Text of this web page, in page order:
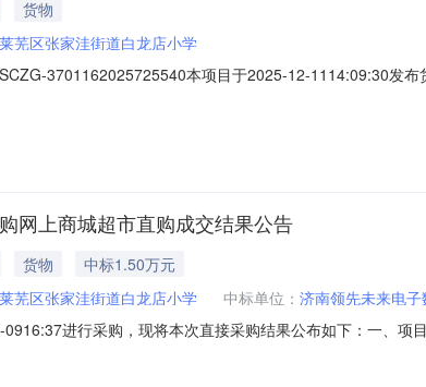
货物
芜区张家洼街道白龙店小学
3701162025725540本项目于2025-12-1114:09:30发
网上商城超市直购成交结果公告
货物
中标1.50万元
芜区张家洼街道白龙店小学 中标单位： 济南领先未来电子
进行采购，现将本次直接采购结果公布如下：一、
品名称品牌型号数量单价（元）小计（元）1乒乓球桌红双喜